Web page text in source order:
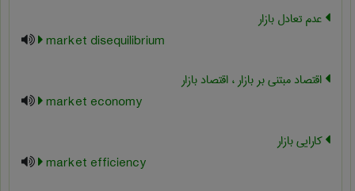
عدم تعادل بازار
market disequilibrium
اقتصاد مبتنی بر بازار ، اقتصاد بازار
market economy
کارایی بازار
market efficiency